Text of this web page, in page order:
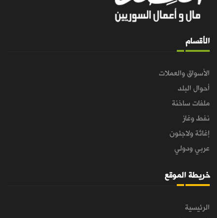
الأقسام
الأسواق والعملات
أحوال البلد
ملفات ساخنة
نفط وغاز
إغاثة ولاجئون
عربي ودولي
خريطة الموقع
الرئيسية